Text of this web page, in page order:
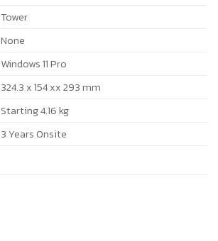
Tower
None
Windows 11 Pro
324.3 x 154 xx 293 mm
Starting 4.16 kg
3 Years Onsite